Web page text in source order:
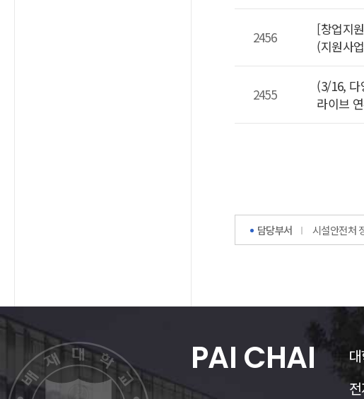
2456
[창업지
(지원사
2455
(3/16, 다
라이브
담당부서 시설안전처
PAI CHAI